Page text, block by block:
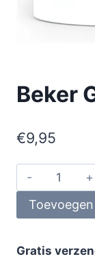
Beker
€9,95
Gratis